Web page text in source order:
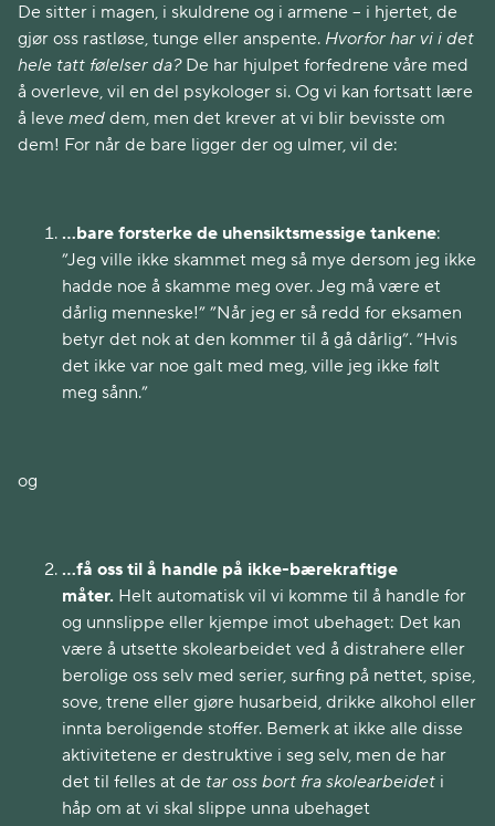
De sitter i magen, i skuldrene og i armene – i hjertet, de
gjør oss rastløse, tunge eller anspente. Hvorfor har vi i det
hele tatt følelser da?De har hjulpet forfedrene våre med
å overleve, vil en del psykologer si. Og vi kan fortsatt lære
å leve med dem, men det krever at vi blir bevisste om
dem! For når de bare ligger der og ulmer, vil de:
…bare forsterke de uhensiktsmessige tankene:
”Jeg ville ikke skammet meg så mye dersom jeg ikke
hadde noe å skamme meg over. Jeg må være et
dårlig menneske!” ”Når jeg er så redd for eksamen
betyr det nok at den kommer til å gå dårlig”. ”Hvis
det ikke var noe galt med meg, ville jeg ikke følt
meg sånn.”
og
…få oss til å handle på ikke-bærekraftige
måter. Helt automatisk vil vi komme til å handle for
og unnslippe eller kjempe imot ubehaget: Det kan
være å utsette skolearbeidet ved å distrahere eller
berolige oss selv med serier, surfing på nettet, spise,
sove, trene eller gjøre husarbeid, drikke alkohol eller
innta beroligende stoffer. Bemerk at ikke alle disse
aktivitetene er destruktive i seg selv, men de har
det til felles at de tar oss bort fra skolearbeidet i
håp om at vi skal slippe unna ubehaget